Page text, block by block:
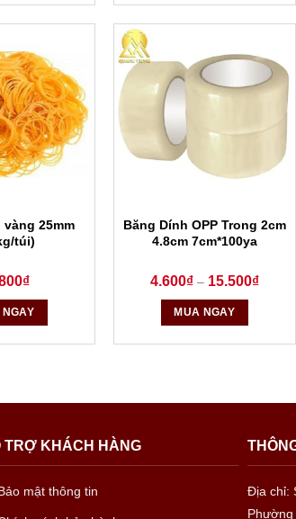
25mm
túi)
₫
NGAY
Băng Dính OPP Trong 2cm
4.8cm 7cm*100ya
4.600₫– 15.500₫
MUA NGAY
TRỢ KHÁCH HÀNG
mật thông tin
Địa chỉ: